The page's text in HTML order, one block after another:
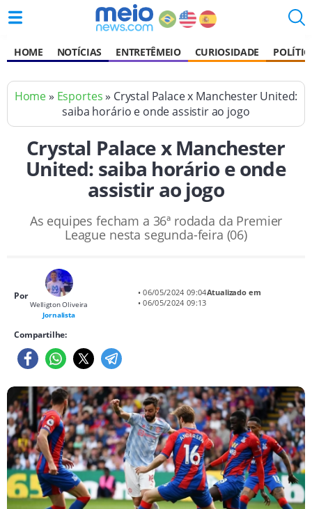
HOME NOTÍCIAS ENTRETÊMEIO CURIOSIDADE
Home» Esportes» Crystal Palace x Manchester United:
saiba horário e onde assistir ao jogo
Crystal Palace x Manchester
United: saiba horário e onde
assistir ao jogo
As equipes fecham a 36ª rodada da Premier
League nesta segunda-feira (06)
Por
Welligton Oliveira
Jornalista
• 06/05/2024 09:04Atualizado em
• 06/05/2024 09:13
Compartilhe: